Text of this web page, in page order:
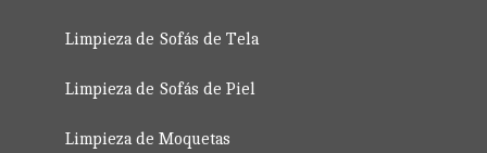
Limpieza de Sofás de Tela
Limpieza de Sofás de Piel
Limpieza de Moquetas